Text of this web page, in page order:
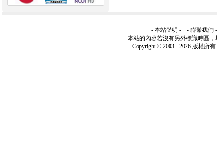
- 本站聲明 - - 聯繫我們
本站的內容若沒有另外標識時區，
Copyright © 2003 - 2026 版權所有